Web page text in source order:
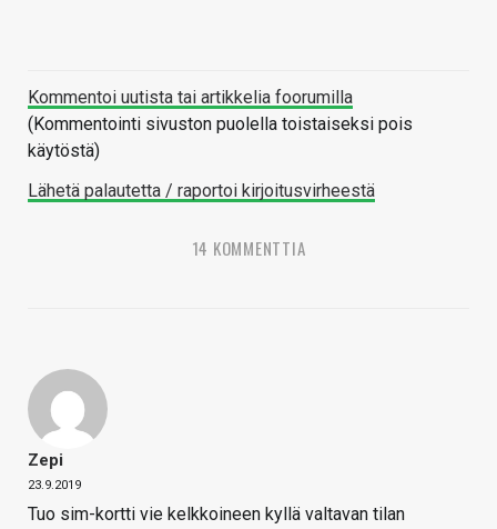
Kommentoi uutista tai artikkelia foorumilla
(Kommentointi sivuston puolella toistaiseksi pois
käytöstä)
Lähetä palautetta / raportoi kirjoitusvirheestä
14 KOMMENTTIA
Zepi
23.9.2019
Tuo sim-kortti vie kelkkoineen kyllä valtavan tilan